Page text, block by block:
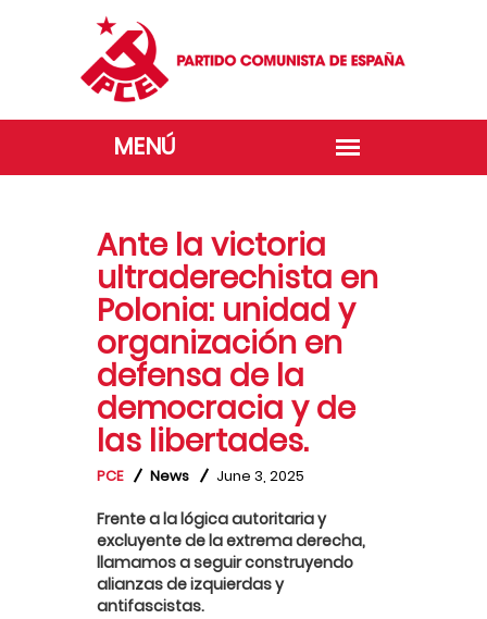
Ante la victoria
ultraderechista en
Polonia: unidad y
organización en
defensa de la
democracia y de
las libertades.
PCE News June 3, 2025
Frente a la lógica autoritaria y
excluyente de la extrema derecha,
llamamos a seguir construyendo
alianzas de izquierdas y
antifascistas.